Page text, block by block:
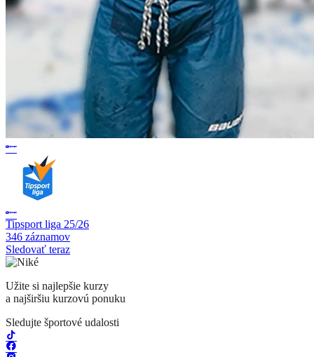
Tipsport liga 25/26
346 záznamov
Sledovať teraz
Užite si najlepšie kurzy
a najširšiu kurzovú ponuku
Sledujte športové udalosti